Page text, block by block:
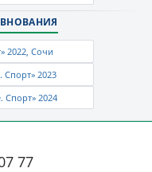
2022, Сочи
2023
2024
77